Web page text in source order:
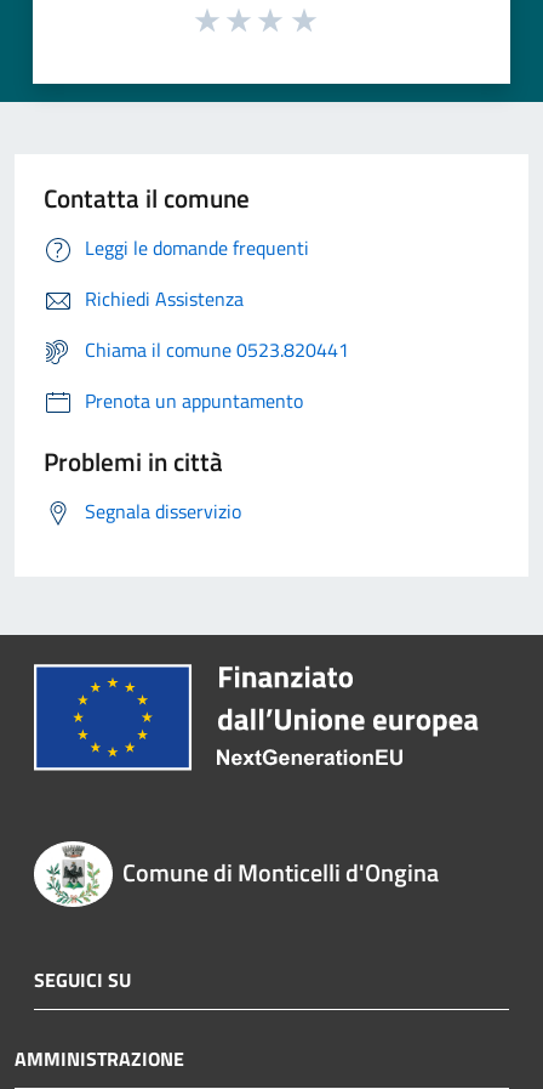
Contatta il comune
Leggi le domande frequenti
Richiedi Assistenza
Chiama il comune 0523.820441
Prenota un appuntamento
Problemi in città
Segnala disservizio
Comune di Monticelli d'Ongina
SEGUICI SU
AMMINISTRAZIONE